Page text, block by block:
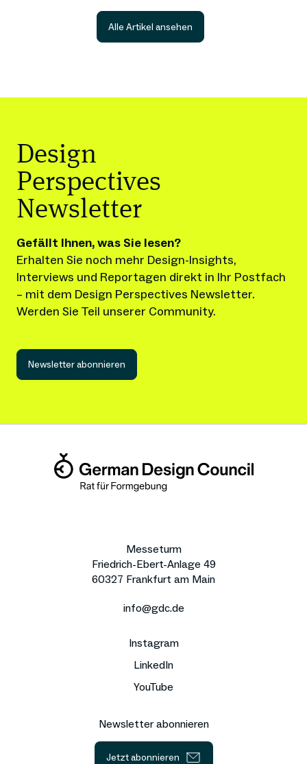
Alle Artikel ansehen
Design
Perspectives
Newsletter
Gefällt Ihnen, was Sie lesen?
Erhalten Sie noch mehr Design-Insights,
Interviews und Reportagen direkt in Ihr Postfach
– mit dem Design Perspectives Newsletter.
Werden Sie Teil unserer Community.
Newsletter abonnieren
Messeturm
Friedrich-Ebert-Anlage 49
60327 Frankfurt am Main
info@gdc.de
Instagram
LinkedIn
YouTube
Newsletter abonnieren
Jetzt abonnieren